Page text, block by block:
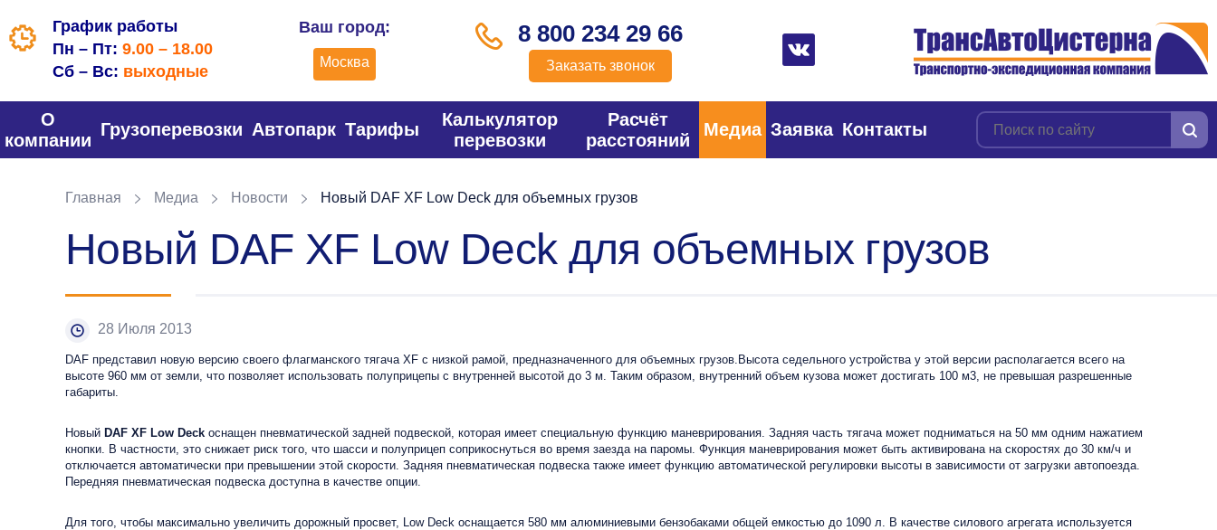
График работы
Пн – Пт: 9.00 – 18.00
Сб – Вс: выходные
Ваш город:
Москва
8 800 234 29 66
Заказать звонок
О
компании
Грузоперевозки Автопарк Тарифы
Калькулятор
перевозки
Расчёт
расстояний
Медиа Заявка Контакты
Главная Медиа Новости Новый DAF XF Low Deck для объемных грузов
Новый DAF XF Low Deck для объемных грузов
28 Июля 2013
DAF представил новую версию своего флагманского тягача XF с низкой рамой, предназначенного для объемных грузов.Высота седельного устройства у этой версии располагается всего на
высоте 960 мм от земли, что позволяет использовать полуприцепы с внутренней высотой до 3 м. Таким образом, внутренний объем кузова может достигать 100 м3, не превышая разрешенные
габариты.
Новый DAF XF Low Deck оснащен пневматической задней подвеской, которая имеет специальную функцию маневрирования. Задняя часть тягача может подниматься на 50 мм одним нажатием
кнопки. В частности, это снижает риск того, что шасси и полуприцеп соприкоснуться во время заезда на паромы. Функция маневрирования может быть активирована на скоростях до 30 км/ч и
отключается автоматически при превышении этой скорости. Задняя пневматическая подвеска также имеет функцию автоматической регулировки высоты в зависимости от загрузки автопоезда.
Передняя пневматическая подвеска доступна в качестве опции.
Для того, чтобы максимально увеличить дорожный просвет, Low Deck оснащается 580 мм алюминиевыми бензобаками общей емкостью до 1090 л. В качестве силового агрегата используется